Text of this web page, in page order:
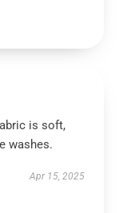
is soft,
washes.
Apr 15, 2025